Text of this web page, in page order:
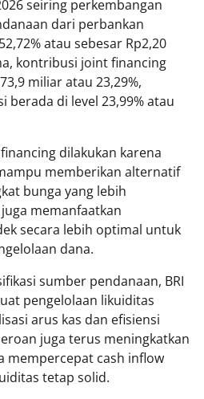
seiring perkembangan
dari perbankan
atau sebesar Rp2,20
kontribusi joint financing
miliar atau 23,29%,
berada di level 23,99% atau
dilakukan karena
memberikan alternatif
bunga yang lebih
memanfaatkan
secara lebih optimal untuk
dana.
sumber pendanaan, BRI
pengelolaan likuiditas
arus kas dan efisiensi
juga terus meningkatkan
mempercepat cash inflow
tetap solid.